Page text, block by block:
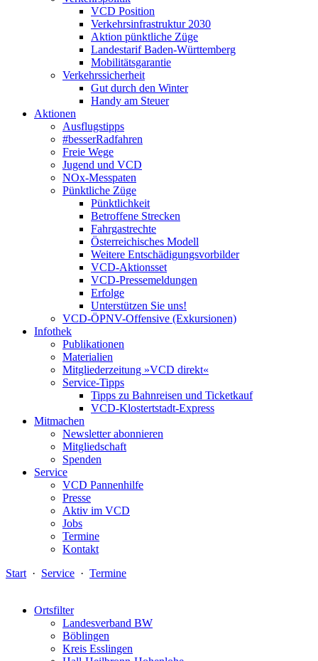
VCD Position
Verkehrsinfrastruktur 2030
Aktion pünktliche Züge
Landestarif Baden-Württemberg
Mobilitätsgarantie
Verkehrssicherheit
Gut durch den Winter
Handy am Steuer
Aktionen
Ausflugstipps
#besserRadfahren
Freie Wege
Jugend und VCD
NOx-Messpaten
Pünktliche Züge
Pünktlichkeit
Betroffene Strecken
Fahrgastrechte
Österreichisches Modell
Weitere Entschädigungsvorbilder
VCD-Aktionsset
VCD-Pressemeldungen
Erfolge
Unterstützen Sie uns!
VCD-ÖPNV-Offensive (Exkursionen)
Infothek
Publikationen
Materialien
Mitgliederzeitung »VCD direkt«
Service-Tipps
Tipps zu Bahnreisen und Ticketkauf
VCD-Klostertstadt-Express
Mitmachen
Newsletter abonnieren
Mitgliedschaft
Spenden
Service
VCD Pannenhilfe
Presse
Aktiv im VCD
Jobs
Termine
Kontakt
Start · Service · Termine
Ortsfilter
Landesverband BW
Böblingen
Kreis Esslingen